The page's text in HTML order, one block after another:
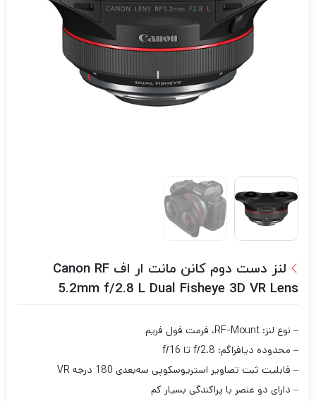
لنز دست دوم کانن مانت ار اف Canon RF
5.2mm f/2.8 L Dual Fisheye 3D VR Lens
– نوع لنز: RF-Mount، فرمت فول فریم
– محدوده دیافراگم: f/2.8 تا f/16
– قابلیت ثبت تصاویر استریوسکوپی سه‌بعدی 180 درجه VR
– دارای دو عنصر با پراکندگی بسیار کم